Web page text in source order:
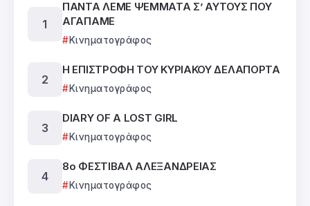
ΠΑΝΤΑ ΛΕΜΕ ΨΕΜΜΑΤΑ Σ’ ΑΥΤΟΥΣ ΠΟΥ
ΑΓΑΠΑΜΕ
Κινηματογράφος
Η ΕΠΙΣΤΡΟΦΗ ΤΟΥ ΚΥΡΙΑΚΟΥ ΔΕΛΑΠΟΡΤΑ
Κινηματογράφος
DIARY OF A LOST GIRL
Κινηματογράφος
8ο ΦΕΣΤΙΒΑΛ ΑΛΕΞΑΝΔΡΕΙΑΣ
Κινηματογράφος